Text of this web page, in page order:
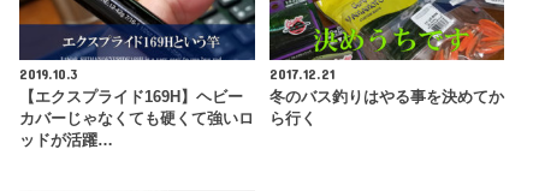
2019.10.3
【エクスプライド169H】ヘビー
カバーじゃなくても硬くて強いロ
ッドが活躍…
2017.12.21
冬のバス釣りはやる事を決めてか
ら行く